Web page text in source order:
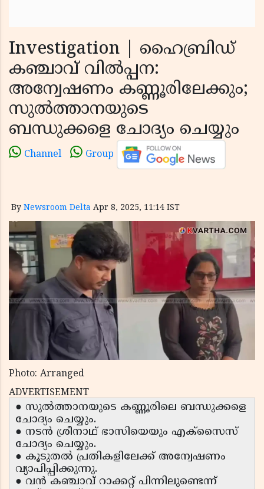
Investigation | ഹൈബ്രിഡ്
കഞ്ചാവ് വിൽപ്പന:
അന്വേഷണം കണ്ണൂരിലേക്കും;
സുൽത്താനയുടെ
ബന്ധുക്കളെ ചോദ്യം ചെയ്യും
Channel Group
By Newsroom Delta Apr 8, 2025, 11:14 IST
Photo: Arranged
ADVERTISEMENT
● സുൽത്താനയുടെ കണ്ണൂരിലെ ബന്ധുക്കളെ
ചോദ്യം ചെയ്യും.
● നടൻ ശ്രീനാഥ് ഭാസിയെയും എക്സൈസ്
ചോദ്യം ചെയ്യും.
● കൂടുതൽ പ്രതികളിലേക്ക് അന്വേഷണം
വ്യാപിപ്പിക്കുന്നു.
● വൻ കഞ്ചാവ് റാക്കറ്റ് പിന്നിലുണ്ടെന്ന്